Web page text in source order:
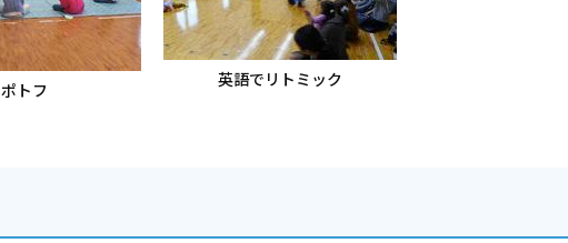
ポトフ 英語でリトミック